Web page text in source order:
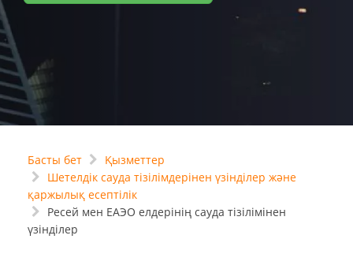
Басты бет
Қызметтер
Шетелдік сауда тізілімдерінен үзінділер және
қаржылық есептілік
Ресей мен ЕАЭО елдерінің сауда тізілімінен
үзінділер